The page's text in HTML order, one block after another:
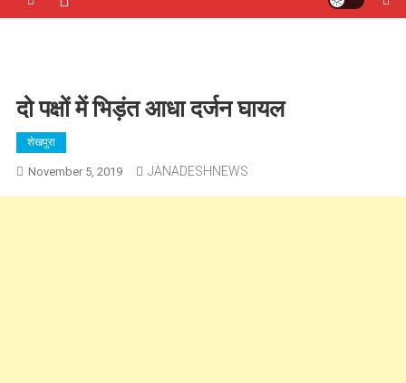
दो पक्षों में भिड़ंत आधा दर्जन घायल
शेखपुरा
November 5, 2019 JANADESHNEWS